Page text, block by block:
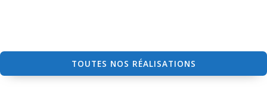
TOUTES NOS RÉALISATIONS